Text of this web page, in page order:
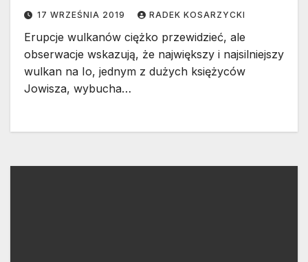
17 WRZEŚNIA 2019 RADEK KOSARZYCKI
Erupcje wulkanów ciężko przewidzieć, ale
obserwacje wskazują, że największy i najsilniejszy
wulkan na Io, jednym z dużych księżyców
Jowisza, wybucha…